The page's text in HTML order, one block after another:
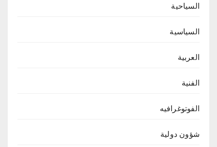
السياحية
السياسية
العربية
الفنية
الفوتوغرافيه
شؤون دولية